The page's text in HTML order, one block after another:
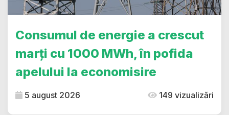
Consumul de energie a crescut
marți cu 1000 MWh, în pofida
apelului la economisire
5 august 2026 149 vizualizări